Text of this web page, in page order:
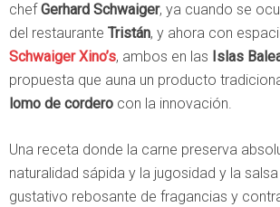
chef Gerhard Schwaiger, ya cuando se
del restaurante Tristán, y ahora con
Schwaiger Xino’s, ambos en las Islas
propuesta que auna un producto
lomo de cordero con la innovación.
Una receta donde la carne preserva
naturalidad sápida y la jugosidad y la
gustativo rebosante de fragancias y